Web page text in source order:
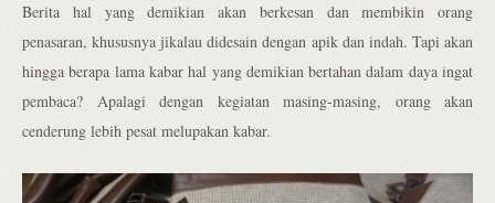
Berita hal yang demikian akan berkesan dan membikin orang
penasaran, khususnya jikalau didesain dengan apik dan indah. Tapi akan
hingga berapa lama kabar hal yang demikian bertahan dalam daya ingat
pembaca? Apalagi dengan kegiatan masing-masing, orang akan
cenderung lebih pesat melupakan kabar.